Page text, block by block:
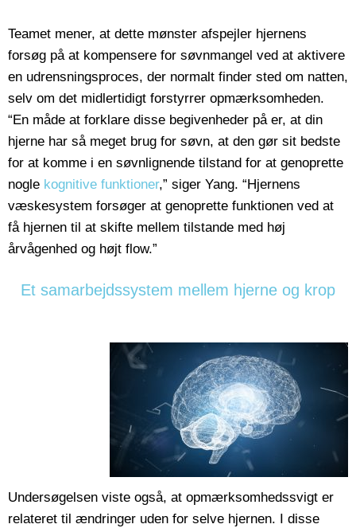
Teamet mener, at dette mønster afspejler hjernens
forsøg på at kompensere for søvnmangel ved at aktivere
en udrensningsproces, der normalt finder sted om natten,
selv om det midlertidigt forstyrrer opmærksomheden.
“En måde at forklare disse begivenheder på er, at din
hjerne har så meget brug for søvn, at den gør sit bedste
for at komme i en søvnlignende tilstand for at genoprette
nogle kognitive funktioner,” siger Yang. “Hjernens
væskesystem forsøger at genoprette funktionen ved at
få hjernen til at skifte mellem tilstande med høj
årvågenhed og højt flow.”
Et samarbejdssystem mellem hjerne og krop
Undersøgelsen viste også, at opmærksomhedssvigt er
relateret til ændringer uden for selve hjernen. I disse